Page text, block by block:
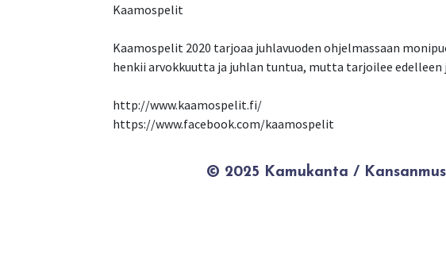
Kaamospelit
Kaamospelit 2020 tarjoaa juhlavuoden ohjelmassaan
henkii arvokkuutta ja juhlan tuntua, mutta tarjoilee edelleen
http://www.kaamospelit.fi/
© 2025 Kamukanta /